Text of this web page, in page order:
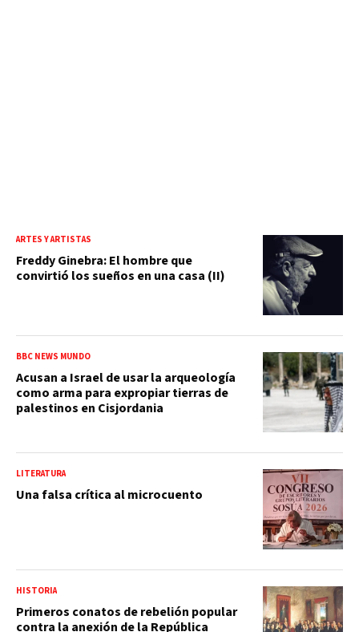
ARTES Y ARTISTAS
Freddy Ginebra: El hombre que
convirtió los sueños en una casa (II)
BBC NEWS MUNDO
Acusan a Israel de usar la arqueología
como arma para expropiar tierras de
palestinos en Cisjordania
LITERATURA
Una falsa crítica al microcuento
HISTORIA
Primeros conatos de rebelión popular
contra la anexión de la República